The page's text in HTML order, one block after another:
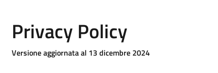
Privacy Policy
Versione aggiornata al 13 dicembre 2024